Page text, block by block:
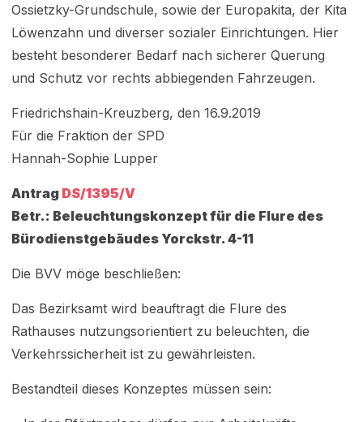
Ossietzky-Grundschule, sowie der Europakita, der Kita
Löwenzahn und diverser sozialer Einrichtungen. Hier
besteht besonderer Bedarf nach sicherer Querung
und Schutz vor rechts abbiegenden Fahrzeugen.
Friedrichshain-Kreuzberg, den 16.9.2019
Für die Fraktion der SPD
Hannah-Sophie Lupper
Antrag DS/1395/V
Betr.: Beleuchtungskonzept für die Flure des
Bürodienstgebäudes Yorckstr. 4-11
Die BVV möge beschließen:
Das Bezirksamt wird beauftragt die Flure des
Rathauses nutzungsorientiert zu beleuchten, die
Verkehrssicherheit ist zu gewährleisten.
Bestandteil dieses Konzeptes müssen sein: